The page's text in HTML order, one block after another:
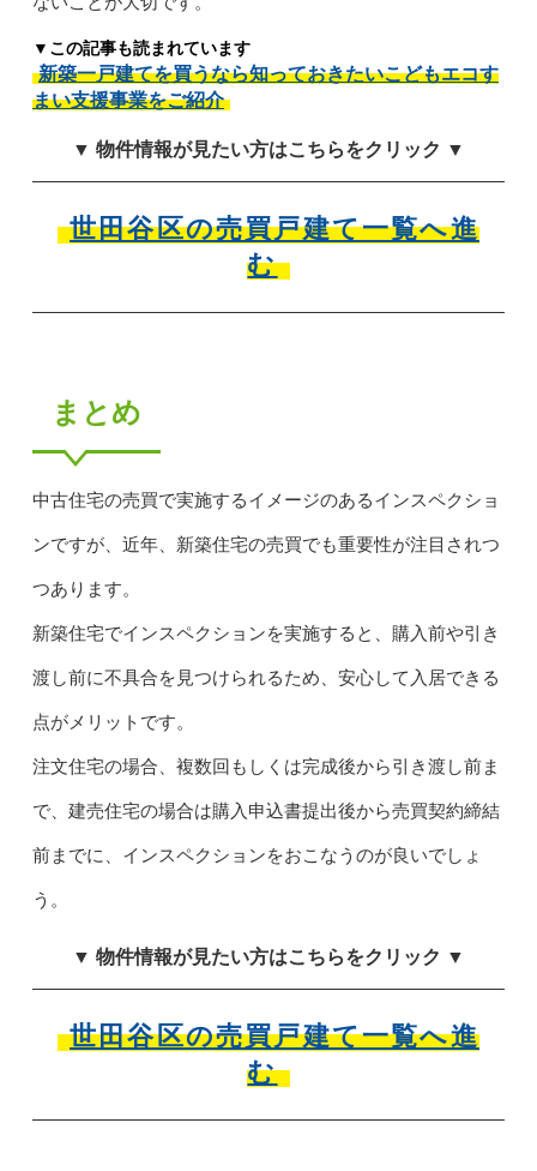
▼この記事も読まれています
新築一戸建てを買うなら知っておきたいこどもエコす
まい支援事業をご紹介
▼ 物件情報が見たい方はこちらをクリック ▼
世田谷区の売買戸建て一覧へ進
む
まとめ
中古住宅の売買で実施するイメージのあるインスペクショ
ンですが、近年、新築住宅の売買でも重要性が注目されつ
つあります。
新築住宅でインスペクションを実施すると、購入前や引き
渡し前に不具合を見つけられるため、安心して入居できる
点がメリットです。
注文住宅の場合、複数回もしくは完成後から引き渡し前ま
で、建売住宅の場合は購入申込書提出後から売買契約締結
前までに、インスペクションをおこなうのが良いでしょ
う。
▼ 物件情報が見たい方はこちらをクリック ▼
世田谷区の売買戸建て一覧へ進
む